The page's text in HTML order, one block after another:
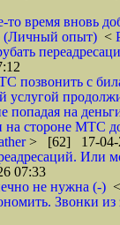
время вновь
(Личный опыт) <
позвонить с
услугой
попадая на
стороне МТС
> [62] 17-04-
Или
07:33
не нужна (-)
Звонки